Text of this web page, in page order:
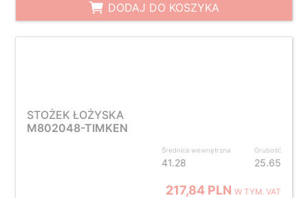
DODAJ DO KOSZYKA
STOŻEK ŁOŻYSKA
M802048-TIMKEN
Średnica wewnętrzna
41.28
Grubość
25.65
217,84 PLNW TYM. VAT